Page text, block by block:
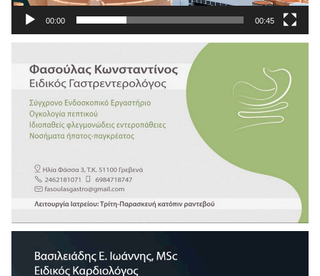
00:00 00:45